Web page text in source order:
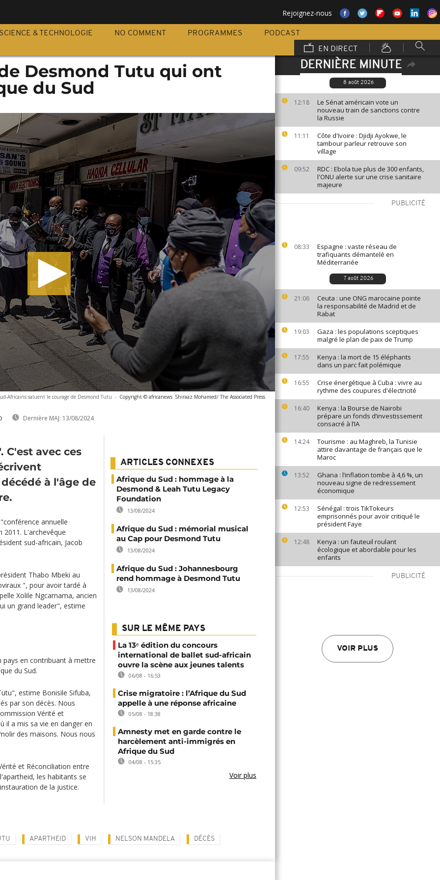
Rejoignez-nous
SCIENCE & TECHNOLOGIE NO COMMENT PROGRAMMES
PODCAST
EN DIRECT
DERNIÈRE MINUTE
8 août 2026
12:18
Le Sénat américain vote un
nouveau train de sanctions contre
la Russie
11:11
Côte d'Ivoire : Djidji Ayokwe, le
tambour parleur retrouve son
village
09:52
RDC : Ebola tue plus de 300 enfants,
l'ONU alerte sur une crise sanitaire
majeure
PUBLICITÉ
08:33
Espagne : vaste réseau de
trafiquants démantelé en
Méditerranée
7 août 2026
21:06
Ceuta : une ONG marocaine pointe
la responsabilité de Madrid et de
Rabat
19:03
Gaza : les populations sceptiques
malgré le plan de paix de Trump
17:55
Kenya : la mort de 15 éléphants
dans un parc fait polémique
16:55
Crise énergétique à Cuba : vivre au
rythme des coupures d'électricité
16:40
Kenya : la Bourse de Nairobi
prépare un fonds d’investissement
consacré à l’IA
14:24
Tourisme : au Maghreb, la Tunisie
attire davantage de français que le
Maroc
13:52
Ghana : l’inflation tombe à 4,6 %, un
nouveau signe de redressement
économique
12:53
Sénégal : trois TikTokeurs
emprisonnés pour avoir critiqué le
président Faye
12:48
Kenya : un fauteuil roulant
écologique et abordable pour les
enfants
PUBLICITÉ
VOIR PLUS
Desmond Tutu qui ont
du Sud
Africains saluent le courage de Desmond Tutu - Copyright © africanews Shiraaz Mohamed/ The Associated Press
Dernière MAJ: 13/08/2024
avec ces
à l'âge de
annuelle
2011. L'archevêque
sud-africain, Jacob
Thabo Mbeki au
", pour avoir tardé à
Xolile Ngcamama, ancien
un grand leader", estime
en contribuant à mettre
du Sud.
estime Bonisile Sifuba,
par son décès. Nous
Vérité et
il a mis sa vie en danger en
des maisons. Nous nous
et Réconciliation entre
les habitants se
de la justice.
ARTICLES CONNEXES
Afrique du Sud : hommage à la
Desmond & Leah Tutu Legacy
Foundation
13/08/2024
Afrique du Sud : mémorial musical
au Cap pour Desmond Tutu
13/08/2024
Afrique du Sud : Johannesbourg
rend hommage à Desmond Tutu
13/08/2024
SUR LE MÊME PAYS
La 13ᵉ édition du concours
international de ballet sud-africain
ouvre la scène aux jeunes talents
06/08 - 16:53
Crise migratoire : l’Afrique du Sud
appelle à une réponse africaine
05/08 - 18:38
Amnesty met en garde contre le
harcèlement anti-immigrés en
Afrique du Sud
04/08 - 15:35
Voir plus
APARTHEID VIH NELSON MANDELA DÉCÈS